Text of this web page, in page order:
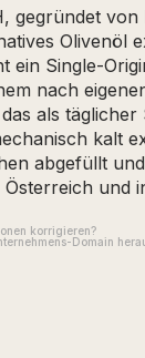
gegründet
Olivenöl
ein Single-
nach
als
kalt
abgefüllt
und
korrigieren?
Domain